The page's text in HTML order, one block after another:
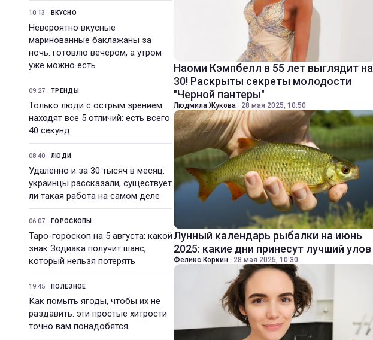
10:13 ВКУСНО
Невероятно вкусные
маринованные баклажаны за
ночь: готовлю вечером, а утром
уже можно есть
09:27 ТРЕНДЫ
Только люди с острым зрением
находят все 5 отличий: есть всего
40 секунд
08:40 ЛЮДИ
Удаленно и за 30 тысяч в месяц:
украинцы рассказали, существует
ли такая работа на самом деле
06:07 ГОРОСКОПЫ
Таро-гороскоп на 5 августа: какой
знак Зодиака получит шанс,
который нельзя потерять
19:45 ПОЛЕЗНОЕ
Как помыть ягоды, чтобы их не
раздавить: эти простые хитрости
точно вам понадобятся
Наоми Кэмпбелл в 55 лет выглядит на
30! Раскрыты секреты молодости
"Черной пантеры"
Людмила Жукова · 28 мая 2025, 10:50
Лунный календарь рыбалки на июнь
2025: какие дни принесут лучший улов
Феликс Коркин · 28 мая 2025, 10:30